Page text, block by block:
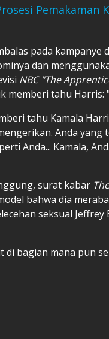
Pemakaman
pada kampanye
dan
NBC "The
tahu Harris:
tahu Kamala
Anda yang
Anda... Kamala,
surat kabar
bahwa dia
seksual Jeffrey
bagian mana pun